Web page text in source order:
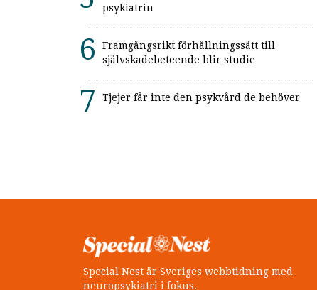
psykiatrin
Framgångsrikt förhållningssätt till
självskadebeteende blir studie
Tjejer får inte den psykvård de behöver
Special Nest är Sveriges webbtidning med
neuropsykiatri i fokus.